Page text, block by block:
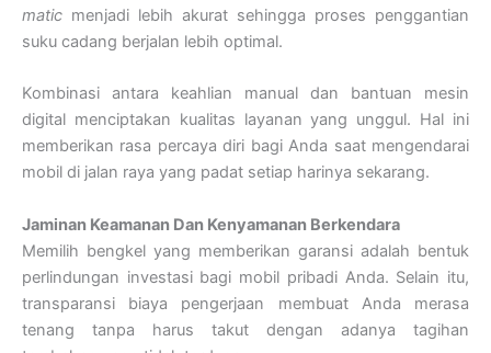
matic menjadi lebih akurat sehingga proses penggantian
suku cadang berjalan lebih optimal.
Kombinasi antara keahlian manual dan bantuan mesin
digital menciptakan kualitas layanan yang unggul. Hal ini
memberikan rasa percaya diri bagi Anda saat mengendarai
mobil di jalan raya yang padat setiap harinya sekarang.
Jaminan Keamanan Dan Kenyamanan Berkendara
Memilih bengkel yang memberikan garansi adalah bentuk
perlindungan investasi bagi mobil pribadi Anda. Selain itu,
transparansi biaya pengerjaan membuat Anda merasa
tenang tanpa harus takut dengan adanya tagihan